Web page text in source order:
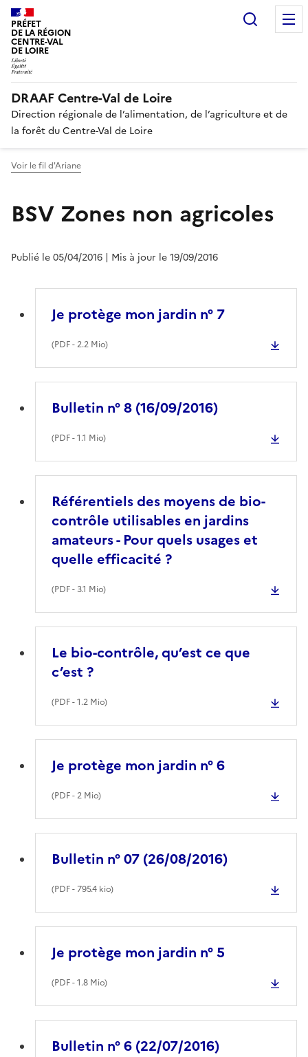
PRÉFET
DE LA RÉGION
CENTRE-VAL
DE LOIRE
DRAAF Centre-Val de Loire
Direction régionale de l’alimentation, de l’agriculture et de
la forêt du Centre-Val de Loire
Voir le fil d'Ariane
BSV Zones non agricoles
Publié le 05/04/2016 | Mis à jour le 19/09/2016
Je protège mon jardin n° 7
(PDF- 2.2 Mio)
Bulletin n° 8 (16/09/2016)
(PDF- 1.1 Mio)
Référentiels des moyens de bio-
contrôle utilisables en jardins
amateurs - Pour quels usages et
quelle efficacité ?
(PDF- 3.1 Mio)
Le bio-contrôle, qu’est ce que
c’est ?
(PDF- 1.2 Mio)
Je protège mon jardin n° 6
(PDF- 2 Mio)
Bulletin n° 07 (26/08/2016)
(PDF- 795.4 kio)
Je protège mon jardin n° 5
(PDF- 1.8 Mio)
Bulletin n° 6 (22/07/2016)